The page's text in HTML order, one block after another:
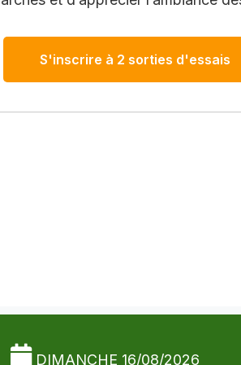
S'inscrire à 2 sorties d'essais
DIMANCHE 16/08/2026